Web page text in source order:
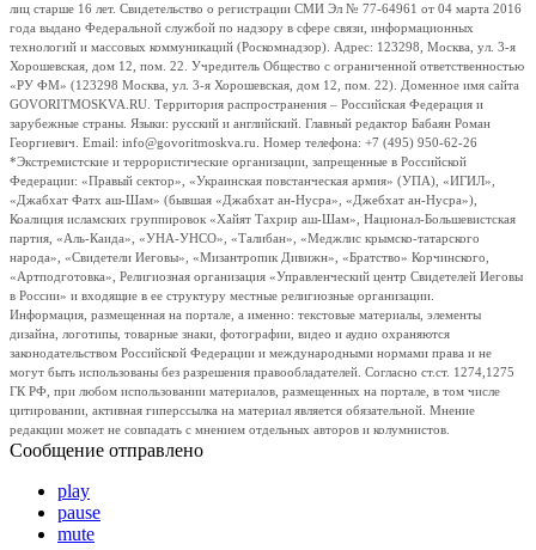
лиц старше 16 лет. Свидетельство о регистрации СМИ Эл № 77-64961 от 04 марта 2016
года выдано Федеральной службой по надзору в сфере связи, информационных
технологий и массовых коммуникаций (Роскомнадзор). Адрес: 123298, Москва, ул. 3-я
Хорошевская, дом 12, пом. 22. Учредитель Общество с ограниченной ответственностью
«РУ ФМ» (123298 Москва, ул. 3-я Хорошевская, дом 12, пом. 22). Доменное имя сайта
GOVORITMOSKVA.RU. Территория распространения – Российская Федерация и
зарубежные страны. Языки: русский и английский. Главный редактор Бабаян Роман
Георгиевич. Email: info@govoritmoskva.ru. Номер телефона: +7 (495) 950-62-26
*Экстремистские и террористические организации, запрещенные в Российской
Федерации: «Правый сектор», «Украинская повстанческая армия» (УПА), «ИГИЛ»,
«Джабхат Фатх аш-Шам» (бывшая «Джабхат ан-Нусра», «Джебхат ан-Нусра»),
Коалиция исламских группировок «Хайят Тахрир аш-Шам», Национал-Большевистская
партия, «Аль-Каида», «УНА-УНСО», «Талибан», «Меджлис крымско-татарского
народа», «Свидетели Иеговы», «Мизантропик Дивижн», «Братство» Корчинского,
«Артподготовка», Религиозная организация «Управленческий центр Свидетелей Иеговы
в России» и входящие в ее структуру местные религиозные организации.
Информация, размещенная на портале, а именно: текстовые материалы, элементы
дизайна, логотипы, товарные знаки, фотографии, видео и аудио охраняются
законодательством Российской Федерации и международными нормами права и не
могут быть использованы без разрешения правообладателей. Согласно ст.ст. 1274,1275
ГК РФ, при любом использовании материалов, размещенных на портале, в том числе
цитировании, активная гиперссылка на материал является обязательной. Мнение
редакции может не совпадать с мнением отдельных авторов и колумнистов.
Сообщение отправлено
play
pause
mute